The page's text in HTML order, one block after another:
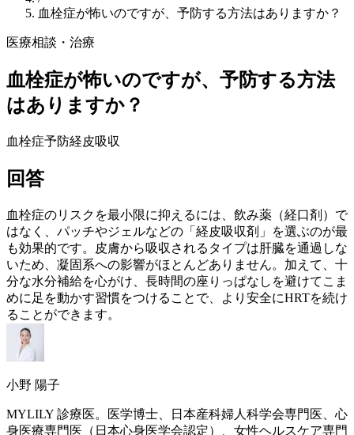
血栓症が怖いのですが、予防する方法はありますか？
医療相談・治療
血栓症が怖いのですが、予防する方法
はありますか？
血栓症予防経皮吸収
回答
血栓症のリスクを最小限に抑えるには、飲み薬（経口剤）で
はなく、パッチやジェルなどの「経皮吸収剤」を選ぶのが最
も効果的です。皮膚から吸収されるタイプは肝臓を通過しな
いため、凝固系への影響がほとんどありません。加えて、十
分な水分補給を心がけ、長時間の座りっぱなしを避けてこま
めに足を動かす習慣をつけることで、より安全にHRTを続け
ることができます。
小野 陽子
MYLILY 診療医。医学博士、日本産科婦人科学会専門医、心
身医療専門医（日本心身医学会認定）、女性ヘルスケア専門